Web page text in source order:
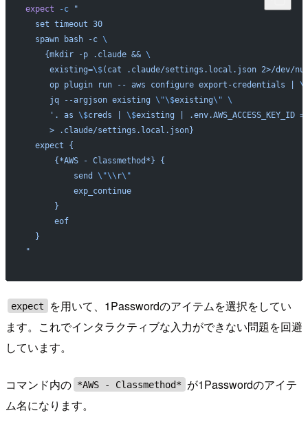
expect -c "
  set timeout 30
  spawn bash -c
\
    {mkdir -p .claude &&
\
     existing=
\$(cat .claude/settings.local.json 2>/dev/
     op plugin run -- aws configure export-credentials |
\
     jq --argjson existing
\"\$existing\" \
     '. as
\$creds | \$existing | .env.AWS_ACCESS_KEY_ID
     > .claude/settings.local.json}
  expect {
      {*AWS - Classmethod*} {
          send
\"\\ r\"
          exp_continue
      }
      eof
  }
"
expect
を用いて、1Passwordのアイテムを選択をしてい
ます。これでインタラクティブな入力ができない問題を回避
しています。
コマンド内の *AWS - Classmethod*
が1Passwordのアイテ
ム名になります。